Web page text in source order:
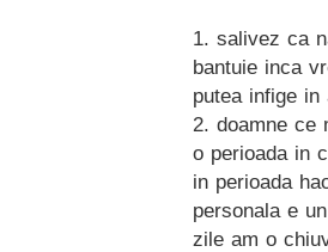
1. salivez ca
bantuie inca
putea infige
2. doamne ce
o perioada in
in perioada
personala e
zile am o